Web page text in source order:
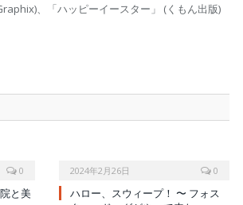
、「ハッピーイースター」 (くもん出版)
0
と美
2024年2月26日 0
ハロー、スウィープ！ 〜 フォス